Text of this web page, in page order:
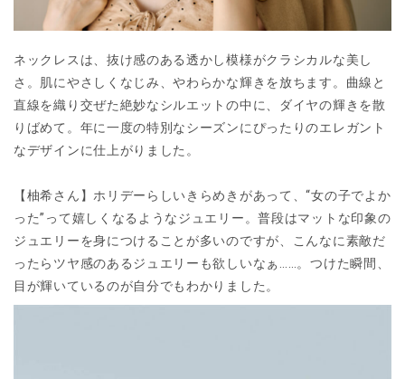
ネックレスは、抜け感のある透かし模様がクラシカルな美し
さ。肌にやさしくなじみ、やわらかな輝きを放ちます。曲線と
直線を織り交ぜた絶妙なシルエットの中に、ダイヤの輝きを散
りばめて。年に一度の特別なシーズンにぴったりのエレガント
なデザインに仕上がりました。
【柚希さん】ホリデーらしいきらめきがあって、“女の子でよか
った”って嬉しくなるようなジュエリー。普段はマットな印象の
ジュエリーを身につけることが多いのですが、こんなに素敵だ
ったらツヤ感のあるジュエリーも欲しいなぁ……。つけた瞬間、
目が輝いているのが自分でもわかりました。